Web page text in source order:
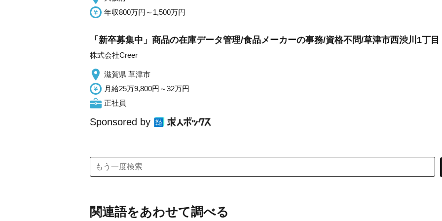
年収800万円～1,500万円
「新卒募集中」商品の在庫データ管理/食品メーカーの事務/資格不問/草津市西渋川1丁目
株式会社Creer
滋賀県 草津市
月給25万9,800円～32万円
正社員
Sponsored by
関連語をあわせて調べる